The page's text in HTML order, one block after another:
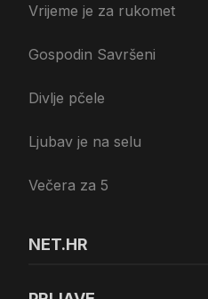
Vrijeme je za rukomet
Gospodin Savršeni
Divlje pčele
Ljubav je na selu
Večera za 5
NET.HR